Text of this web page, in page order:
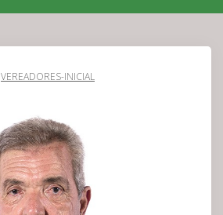
VEREADORES-INICIAL